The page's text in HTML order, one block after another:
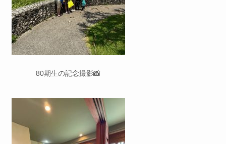
80期生の記念撮影📸